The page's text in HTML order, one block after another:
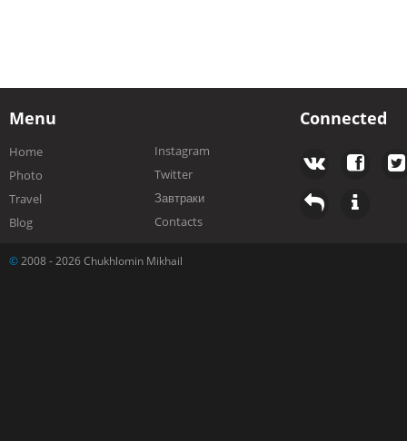
Menu
Home
Photo
Travel
Blog
Instagram
Twitter
Завтраки
Contacts
Connected
© 2008 - 2026 Chukhlomin Mikhail